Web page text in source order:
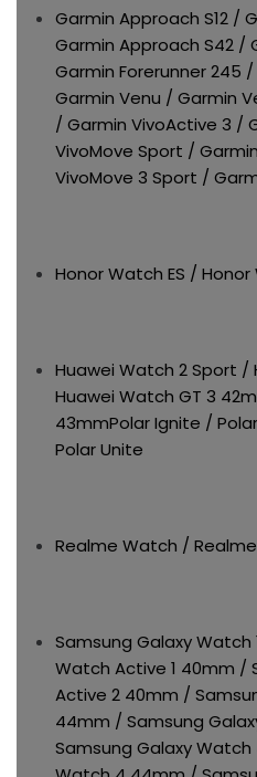
Garmin Approach S12 /
Garmin Approach S42 /
Garmin Forerunner 245
Garmin Venu / Garmin
/ Garmin VivoActive 3 /
VivoMove Sport /
VivoMove 3 Sport /
Honor Watch ES /
Huawei Watch 2 Sport /
Huawei Watch GT 3
43mmPolar Ignite /
Polar Unite
Realme Watch /
Samsung Galaxy
Watch Active 1 40mm /
Active 2 40mm /
44mm / Samsung
Samsung Galaxy